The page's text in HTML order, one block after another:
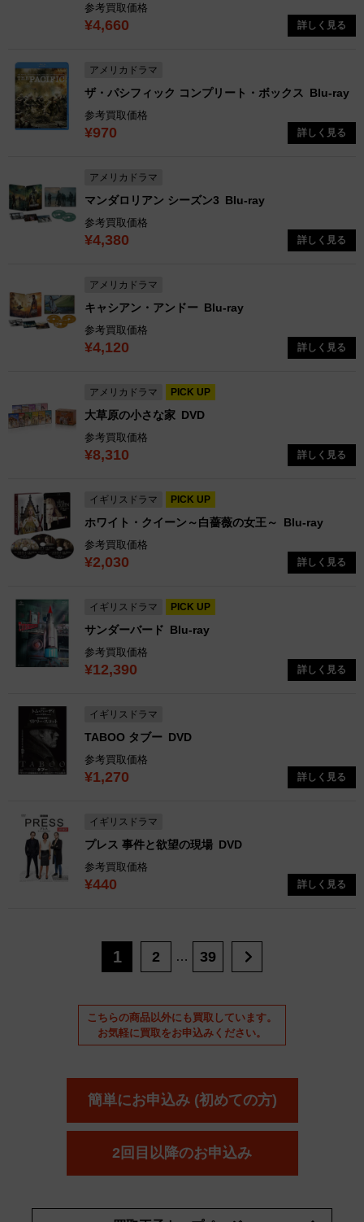
参考買取価格
¥4,660 詳しく見る
アメリカドラマ
ザ・パシフィック コンプリート・ボックス Blu-ray
参考買取価格
¥970 詳しく見る
アメリカドラマ
マンダロリアン シーズン3 Blu-ray
参考買取価格
¥4,380 詳しく見る
アメリカドラマ
キャシアン・アンドー Blu-ray
参考買取価格
¥4,120 詳しく見る
アメリカドラマ PICK UP
大草原の小さな家 DVD
参考買取価格
¥8,310 詳しく見る
イギリスドラマ PICK UP
ホワイト・クイーン～白薔薇の女王～ Blu-ray
参考買取価格
¥2,030 詳しく見る
イギリスドラマ PICK UP
サンダーバード Blu-ray
参考買取価格
¥12,390 詳しく見る
イギリスドラマ
TABOO タブー DVD
参考買取価格
¥1,270 詳しく見る
イギリスドラマ
プレス 事件と欲望の現場 DVD
参考買取価格
¥440 詳しく見る
1 2 … 39
こちらの商品以外にも買取しています。
お気軽に買取をお申込みください。
簡単にお申込み (初めての方)
2回目以降のお申込み